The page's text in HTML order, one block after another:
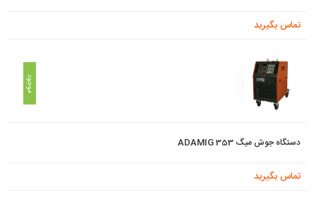
تماس بگیرید
موجود
دستگاه جوش میگ ADAMIG 353
تماس بگیرید